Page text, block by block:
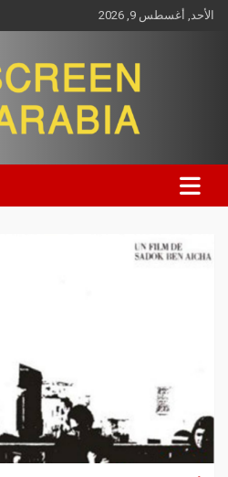
الأحد, أغسطس 9, 2026
Screen Arabia